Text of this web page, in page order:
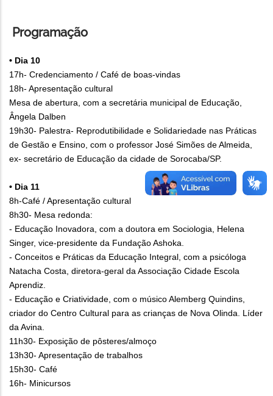
Programação
• Dia 10
17h- Credenciamento / Café de boas-vindas
18h- Apresentação cultural
Mesa de abertura, com a secretária municipal de Educação,
Ângela Dalben
19h30- Palestra- Reprodutibilidade e Solidariedade nas Práticas
de Gestão e Ensino, com o professor José Simões de Almeida,
ex- secretário de Educação da cidade de Sorocaba/SP.
• Dia 11
8h-Café / Apresentação cultural
8h30- Mesa redonda:
- Educação Inovadora, com a doutora em Sociologia, Helena
Singer, vice-presidente da Fundação Ashoka.
- Conceitos e Práticas da Educação Integral, com a psicóloga
Natacha Costa, diretora-geral da Associação Cidade Escola
Aprendiz.
- Educação e Criatividade, com o músico Alemberg Quindins,
criador do Centro Cultural para as crianças de Nova Olinda. Líder
da Avina.
11h30- Exposição de pôsteres/almoço
13h30- Apresentação de trabalhos
15h30- Café
16h- Minicursos